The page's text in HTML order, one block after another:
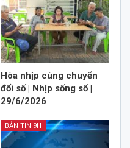
Hòa nhịp cùng chuyển
đổi số | Nhịp sống số |
29/6/2026
BẢN TIN 9H